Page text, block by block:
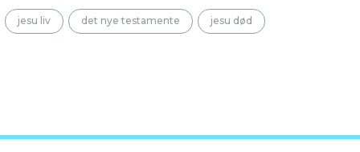
jesu liv det nye testamente jesu død